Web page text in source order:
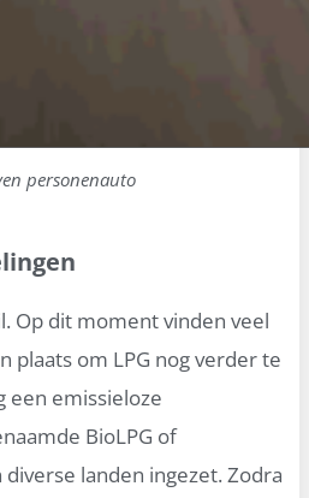
personenauto
Op dit moment vinden veel
plaats om LPG nog verder te
een emissieloze
BioLPG of
landen ingezet. Zodra